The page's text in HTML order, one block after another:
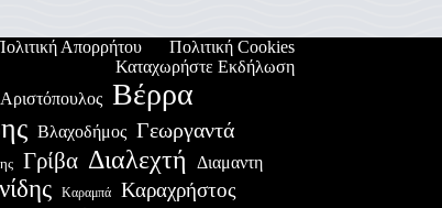
Απορρήτου
Πολιτική Cookies
Καταχωρήστε Εκδήλωση
Αριστόπουλος Βέρρα
Βλαχοδήμος Γεωργαντά
Γρίβα Διαλεχτή Διαμαντη
Καραμπά Καραχρήστος